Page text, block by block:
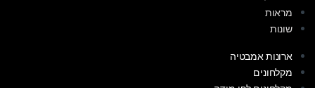
מראות
שונות
ארונות אמבטיה
מקלחונים